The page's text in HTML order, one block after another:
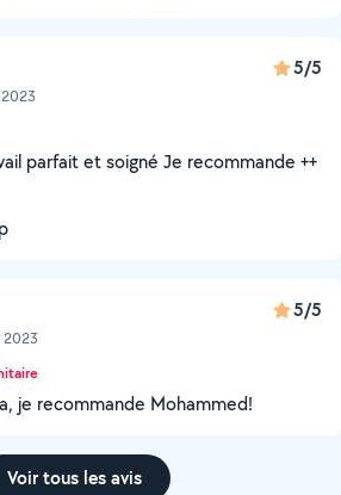
5/5
parfait et soigné Je recommande ++
5/5
je recommande Mohammed!
Voir tous les avis